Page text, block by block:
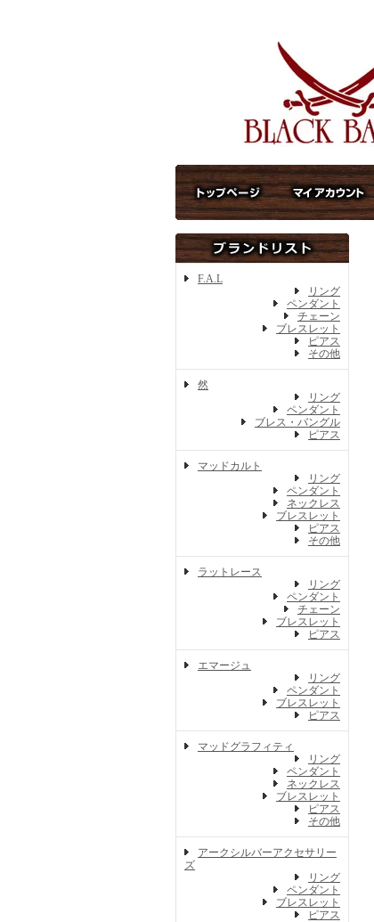
F.A.L
リング
ペンダント
チェーン
ブレスレット
ピアス
その他
然
リング
ペンダント
ブレス・バングル
ピアス
マッドカルト
リング
ペンダント
ネックレス
ブレスレット
ピアス
その他
ラットレース
リング
ペンダント
チェーン
ブレスレット
ピアス
エマージュ
リング
ペンダント
ブレスレット
ピアス
マッドグラフィティ
リング
ペンダント
ネックレス
ブレスレット
ピアス
その他
アークシルバーアクセサリー
ズ
リング
ペンダント
ブレスレット
ピアス